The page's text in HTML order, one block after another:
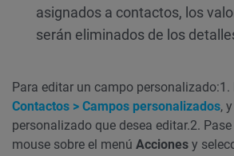
asignados a contactos, los
serán eliminados de los
Para editar un campo personalizado:1.
Contactos > Campos personalizados,
personalizado que desea editar.2.
mouse sobre el menú Acciones y